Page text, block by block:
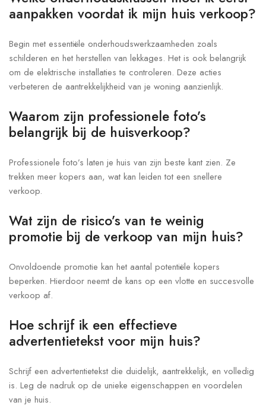
aanpakken voordat ik mijn huis verkoop?
Begin met essentiële onderhoudswerkzaamheden zoals
schilderen en het herstellen van lekkages. Het is ook belangrijk
om de elektrische installaties te controleren. Deze acties
verbeteren de aantrekkelijkheid van je woning aanzienlijk.
Waarom zijn professionele foto’s
belangrijk bij de huisverkoop?
Professionele foto’s laten je huis van zijn beste kant zien. Ze
trekken meer kopers aan, wat kan leiden tot een snellere
verkoop.
Wat zijn de risico’s van te weinig
promotie bij de verkoop van mijn huis?
Onvoldoende promotie kan het aantal potentiële kopers
beperken. Hierdoor neemt de kans op een vlotte en succesvolle
verkoop af.
Hoe schrijf ik een effectieve
advertentietekst voor mijn huis?
Schrijf een advertentietekst die duidelijk, aantrekkelijk, en volledig
is. Leg de nadruk op de unieke eigenschappen en voordelen
van je huis.